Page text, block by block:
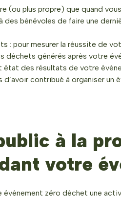
(ou plus propre) que quand
des bénévoles de faire une
: pour mesurer la réussite de
déchets générés après votre
état des résultats de votre
contribué à organiser un
à la
votre
événement zéro déchet une